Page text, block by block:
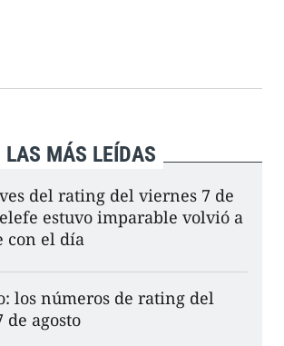
LAS MÁS LEÍDAS
del rating del viernes 7 de
estuvo imparable volvió a
con el día
los números de rating del
de agosto